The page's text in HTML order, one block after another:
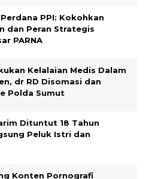
PPI: Kokohkan
dan Peran Strategis
PARNA
Kelalaian Medis Dalam
dr RD Disomasi dan
Polda Sumut
Dituntut 18 Tahun
Peluk Istri dan
Konten Pornografi